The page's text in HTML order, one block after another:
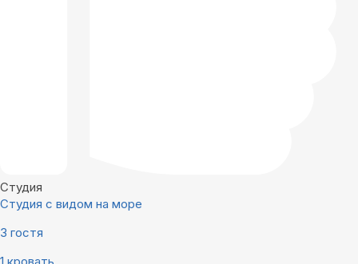
Студия
Студия с видом на море
3 гостя